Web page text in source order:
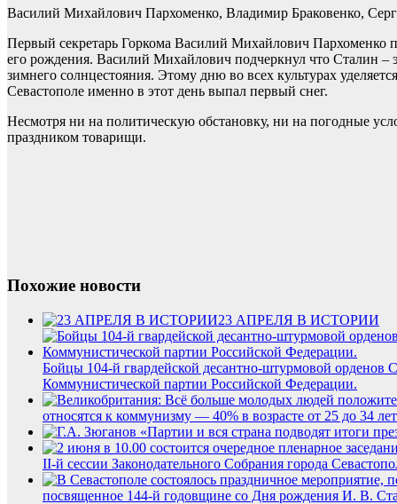
Василий Михайлович Пархоменко, Владимир Браковенко,
Первый секретарь Горкома Василий Михайлович Пархоменко
его рождения. Василий Михайлович подчеркнул что Сталин –
зимнего солнцестояния. Этому дню во всех культурах
Севастополе именно в этот день выпал первый снег.
Несмотря ни на политическую обстановку, ни на погодные
праздником товарищи.
Похожие новости
23 АПРЕЛЯ В ИСТОРИИ
Бойцы 104-й гвардейской десантно-штурмовой орденов
Коммунистической партии Российской Федерации.
относятся к коммунизму — 40% в возрасте от 25 до 34 лет
II-й сессии Законодательного Собрания города
посвященное 144-й годовщине со Дня рождения И. В.